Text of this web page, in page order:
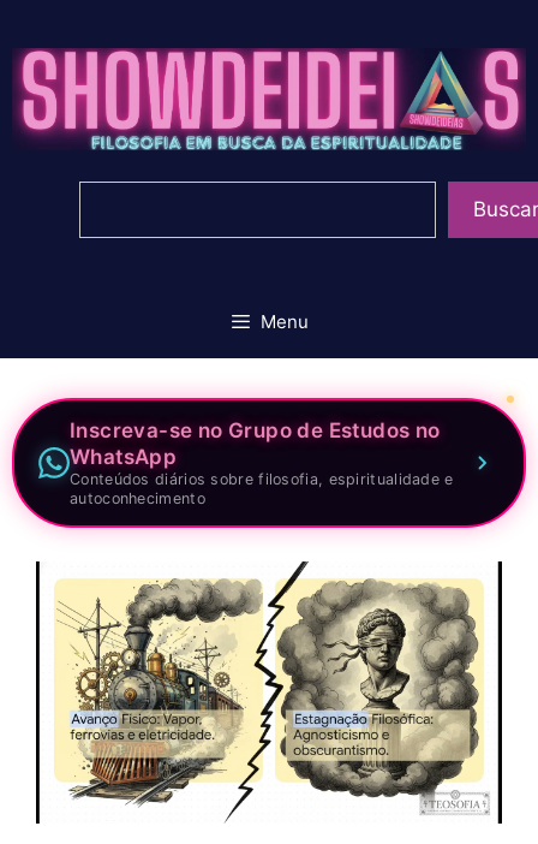
para
conteúdo
Buscar
Menu
Inscreva-se no Grupo de Estudos no
WhatsApp
Conteúdos diários sobre filosofia, espiritualidade e
autoconhecimento